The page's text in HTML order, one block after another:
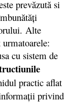
prevăzută si
Alte
cu sistem de
practic aflat
privind